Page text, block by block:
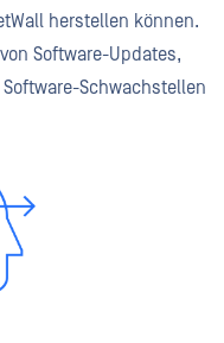
herstellen können.
Software-Updates,
Schwachstellen